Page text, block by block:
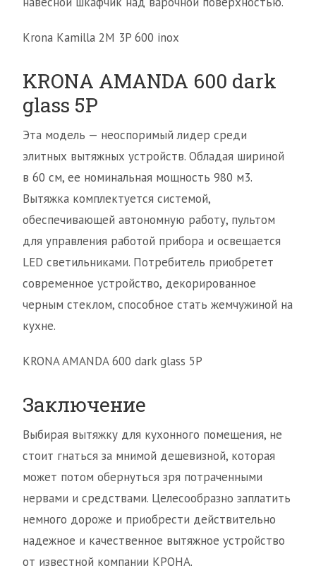
Krona Kamilla 2M 3P 600 inox
KRONA AMANDA 600 dark
glass 5P
Эта модель — неоспоримый лидер среди
элитных вытяжных устройств. Обладая шириной
в 60 см, ее номинальная мощность 980 м3.
Вытяжка комплектуется системой,
обеспечивающей автономную работу, пультом
для управления работой прибора и освещается
LED светильниками. Потребитель приобретет
современное устройство, декорированное
черным стеклом, способное стать жемчужиной на
кухне.
KRONA AMANDA 600 dark glass 5P
Заключение
Выбирая вытяжку для кухонного помещения, не
стоит гнаться за мнимой дешевизной, которая
может потом обернуться зря потраченными
нервами и средствами. Целесообразно заплатить
немного дороже и приобрести действительно
надежное и качественное вытяжное устройство
от известной компании КРОНА.